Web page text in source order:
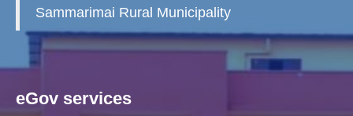
Sammarimai Rural Municipality
eGov services